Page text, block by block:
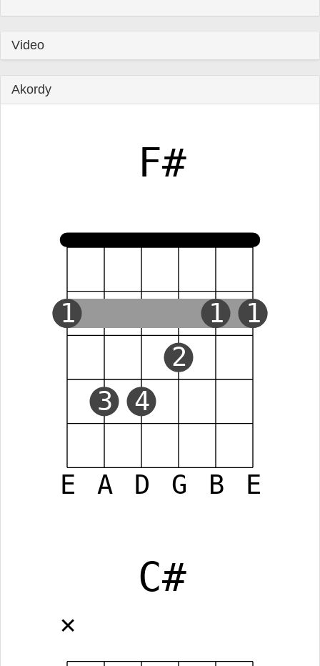
Video
Akordy
F#
E A D G B E
1
3 4
2
1 1
C#
✕